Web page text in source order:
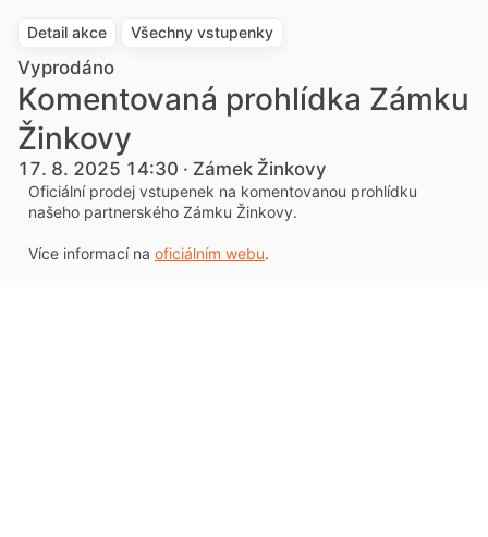
Detail akce Všechny vstupenky
Vyprodáno
Komentovaná prohlídka Zámku
Žinkovy
17. 8. 2025 14:30 · Zámek Žinkovy
Oficiální prodej vstupenek na komentovanou prohlídku
našeho partnerského Zámku Žinkovy.
Více informací na oficiálním webu.